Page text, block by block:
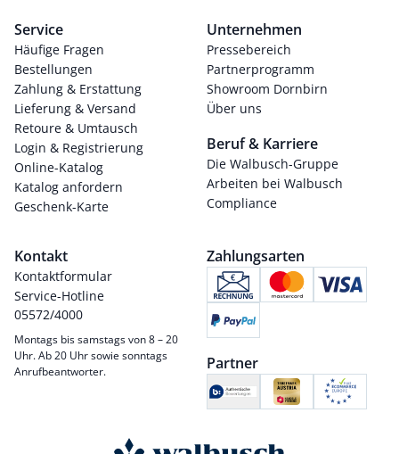
Service
Häufige Fragen
Bestellungen
Zahlung & Erstattung
Lieferung & Versand
Retoure & Umtausch
Login & Registrierung
Online-Katalog
Katalog anfordern
Geschenk-Karte
Unternehmen
Pressebereich
Partnerprogramm
Showroom Dornbirn
Über uns
Beruf & Karriere
Die Walbusch-Gruppe
Arbeiten bei Walbusch
Compliance
Kontakt
Kontaktformular
Service-Hotline
05572/4000
Montags bis samstags von 8 – 20
Uhr. Ab 20 Uhr sowie sonntags
Anrufbeantworter.
Zahlungsarten
Partner